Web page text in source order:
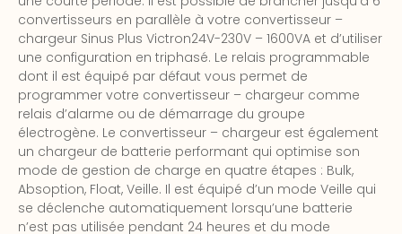
convertisseurs en parallèle à votre convertisseur –
chargeur Sinus Plus Victron24V-230V – 1600VA et d’utiliser
une configuration en triphasé. Le relais programmable
dont il est équipé par défaut vous permet de
programmer votre convertisseur – chargeur comme
relais d’alarme ou de démarrage du groupe
électrogène. Le convertisseur – chargeur est également
un chargeur de batterie performant qui optimise son
mode de gestion de charge en quatre étapes : Bulk,
Absoption, Float, Veille. Il est équipé d’un mode Veille qui
se déclenche automatiquement lorsqu’une batterie
n’est pas utilisée pendant 24 heures et du mode